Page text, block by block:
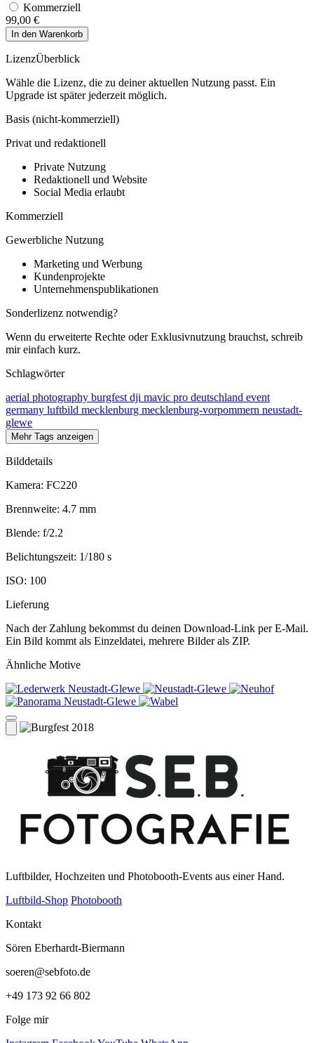
Kommerziell
99,00 €
In den Warenkorb
LizenzÜberblick
Wähle die Lizenz, die zu deiner aktuellen Nutzung passt. Ein
Upgrade ist später jederzeit möglich.
Basis (nicht-kommerziell)
Privat und redaktionell
Private Nutzung
Redaktionell und Website
Social Media erlaubt
Kommerziell
Gewerbliche Nutzung
Marketing und Werbung
Kundenprojekte
Unternehmenspublikationen
Sonderlizenz notwendig?
Wenn du erweiterte Rechte oder Exklusivnutzung brauchst, schreib
mir einfach kurz.
Schlagwörter
aerial photography burgfest dji mavic pro deutschland event
germany luftbild mecklenburg mecklenburg-vorpommern neustadt-
glewe
Mehr Tags anzeigen
Bilddetails
Kamera: FC220
Brennweite: 4.7 mm
Blende: f/2.2
Belichtungszeit: 1/180 s
ISO: 100
Lieferung
Nach der Zahlung bekommst du deinen Download-Link per E-Mail.
Ein Bild kommt als Einzeldatei, mehrere Bilder als ZIP.
Ähnliche Motive
Luftbilder, Hochzeiten und Photobooth-Events aus einer Hand.
Luftbild-Shop Photobooth
Kontakt
Sören Eberhardt-Biermann
soeren@sebfoto.de
+49 173 92 66 802
Folge mir